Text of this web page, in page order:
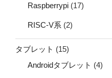
Raspberrypi (17)
RISC-V系 (2)
タブレット (15)
Androidタブレット (4)